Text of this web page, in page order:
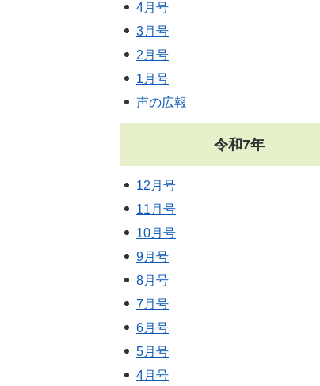
4月号
3月号
2月号
1月号
声の広報
令和7年
12月号
11月号
10月号
9月号
8月号
7月号
6月号
5月号
4月号